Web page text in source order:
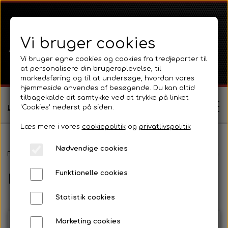
Log ind / Opret profil
Kontakt
Forside Ford 1000 Serien
Maling og tilbehør
Vi bruger cookies
Vi bruger egne cookies og cookies fra tredjeparter til
at personalisere din brugeroplevelse, til
markedsføring og til at undersøge, hvordan vores
hjemmeside anvendes af besøgende. Du kan altid
tilbagekalde dit samtykke ved at trykke på linket
'Cookies' nederst på siden.
Læs mere i vores cookiepolitikog privatlivspolitik
Nødvendige cookies
Funktionelle cookies
Statistik cookies
Marketing cookies